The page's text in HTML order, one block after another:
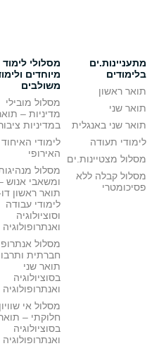
מתעניינות.ים
בלימודים
תואר ראשון
תואר שני
תואר שני באנגלית
לימודי תעודה
מסלול מצטיינות.ים
מסלול קבלה ללא
פסיכומטרי
מסלולי לימוד
מיוחדים
משולבים
מסלול מובילי
מדיניות –
במדיניות
לימודי האיחוד
האירופי
מסלול
ומשאבי אנוש
תואר ראשון
לימודי עבודה
וסוציולוגיה
ואנתרופולוגיה
מסלול
חברתית
תואר שני
בסוציולוגיה
ואנתרופולוגיה
מסלול אי
חלוקתי –
בסוציולוגיה
ואנתרופולוגיה